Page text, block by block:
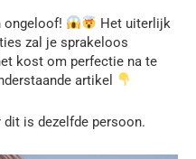
ongeloof!
Het uiterlijk
zal je sprakeloos
kost om perfectie na te
artikel
is dezelfde persoon.